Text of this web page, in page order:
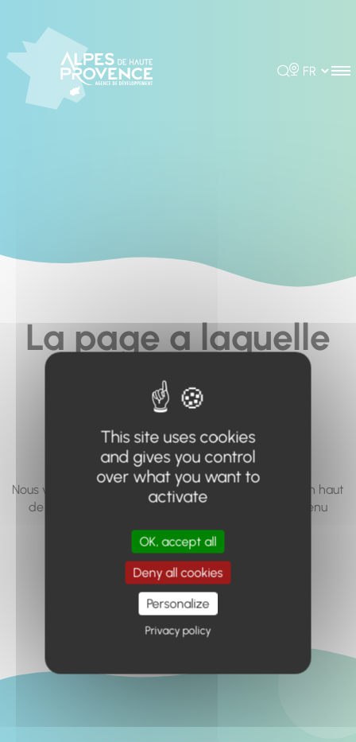
Rechercher
Choisir la
La page a laquelle
vous cherchez à
accéder n'existe
pas... ou plus.
Nous vous invitons à utiliser le moteur de recherche en haut
de page, ou à utiliser le menu pour trouver le contenu
Retour à l'accueil
This site uses cookies
and gives you control
over what you want to
activate
OK, accept all
Deny all cookies
Personalize
Privacy policy